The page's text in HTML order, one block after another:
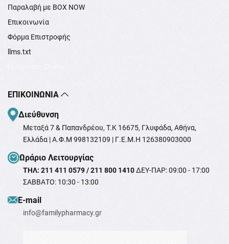
Παραλαβή με BOX NOW
Επικοινωνία
Φόρμα Επιστροφής
llms.txt
ΕΠΙΚΟΙΝΩΝΊΑ
Διεύθυνση
Μεταξά 7 & Παπανδρέου, T.K 16675, Γλυφάδα, Αθήνα,
Ελλάδα | Α.Φ.Μ 998132109 | Γ.Ε.Μ.Η 126380903000
Ωράριο Λειτουργίας
ΤΗΛ: 211 411 0579 / 211 800 1410ΔΕΥ-ΠΑΡ: 09:00 - 17:00
ΣΑΒΒΑΤΟ: 10:30 - 13:00
Ε-mail
info@familypharmacy.gr